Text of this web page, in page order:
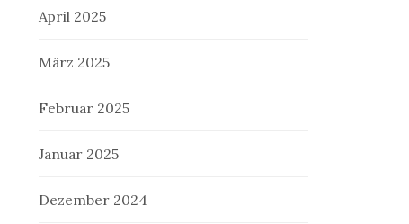
April 2025
März 2025
Februar 2025
Januar 2025
Dezember 2024